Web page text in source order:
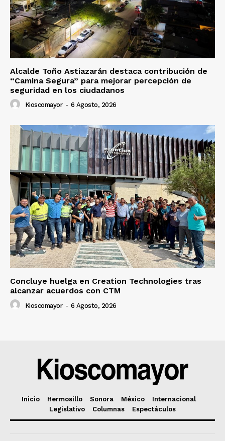
Alcalde Toño Astiazarán destaca contribución de
“Camina Segura” para mejorar percepción de
seguridad en los ciudadanos
Kioscomayor - 6 Agosto, 2026
Concluye huelga en Creation Technologies tras
alcanzar acuerdos con CTM
Kioscomayor - 6 Agosto, 2026
Inicio Hermosillo Sonora México
Internacional
Legislativo
Columnas Espectáculos